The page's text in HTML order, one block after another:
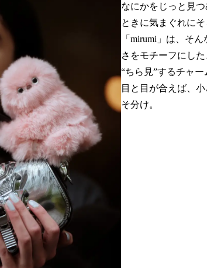
なにかをじっと見つ
ときに気まぐれにそ
「mirumi」は、そ
さをモチーフにした
“ちら見”するチャー
目と目が合えば、
そ分け。